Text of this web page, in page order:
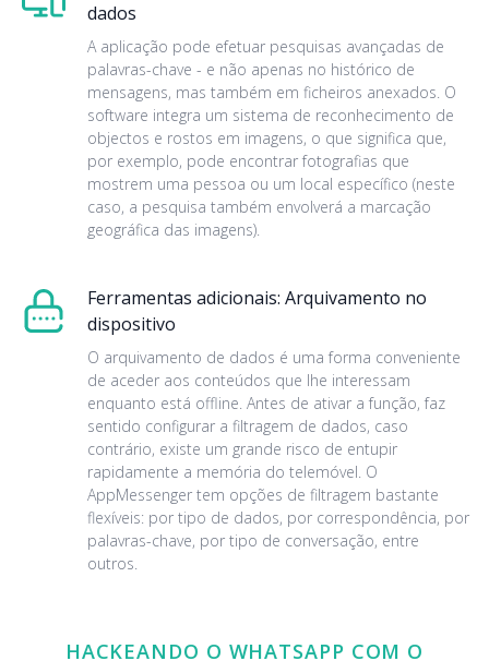
dados
A aplicação pode efetuar pesquisas avançadas de
palavras-chave - e não apenas no histórico de
mensagens, mas também em ficheiros anexados. O
software integra um sistema de reconhecimento de
objectos e rostos em imagens, o que significa que,
por exemplo, pode encontrar fotografias que
mostrem uma pessoa ou um local específico (neste
caso, a pesquisa também envolverá a marcação
geográfica das imagens).
Ferramentas adicionais: Arquivamento no
dispositivo
O arquivamento de dados é uma forma conveniente
de aceder aos conteúdos que lhe interessam
enquanto está offline. Antes de ativar a função, faz
sentido configurar a filtragem de dados, caso
contrário, existe um grande risco de entupir
rapidamente a memória do telemóvel. O
AppMessenger tem opções de filtragem bastante
flexíveis: por tipo de dados, por correspondência, por
palavras-chave, por tipo de conversação, entre
outros.
HACKEANDO O WHATSAPP COM O